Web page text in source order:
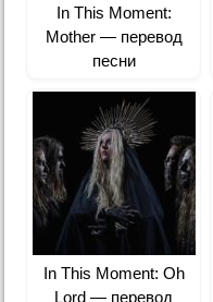
In This Moment:
Mother — перевод
песни
In This Moment: Oh
Lord — перевод